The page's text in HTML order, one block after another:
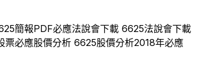
簡報PDF必應法說會下載 6625法說會下載
票必應股價分析 6625股價分析2018年必應